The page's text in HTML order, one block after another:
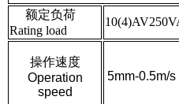
额定负荷
Rating load
操作速度
Operation
speed
5mm-0.5m/s